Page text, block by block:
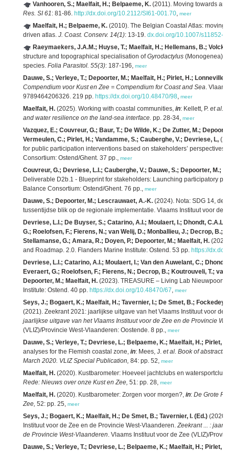
Vanhooren, S.; Maelfait, H.; Belpaeme, K. (2011). Moving towards
Res. SI 61: 81-86. http://dx.doi.org/10.2112/SI61-001.70, meer
Maelfait, H.; Belpaeme, K. (2010). The Belgian Coastal Atlas: moving
driven atlas. J. Coast. Conserv. 14(1): 13-19. dx.doi.org/10.1007/s11852-
Raeymaekers, J.A.M.; Huyse, T.; Maelfait, H.; Hellemans, B.;
structure and topographical specialisation ofGyrodactylus (Monogenea)
species. Folia Parasitol. 55(3): 187-196, meer
Dauwe, S.; Verleye, T.; Depoorter, M.; Maelfait, H.; Pirlet, H.; Lonneville,
Compendium voor Kust en Zee = Compendium for Coast and Sea.
9789464206326. 219 pp. https://dx.doi.org/10.48470/98, meer
Maelfait, H. (2025). Working with coastal communities, in: Kellett, P. et al.
and water resilience on the land-sea interface. pp. 28-34, meer
Vazquez, E.; Couvreur, G.; Baur, T.; De Wilde, K.; De Zutter, M.;
Vermeulen, C.; Pirlet, H.; Vandamme, S.; Cauberghe, V.; Devriese, L,
for public participation interventions based on stakeholders’ perspectives
Consortium: Ostend/Ghent. 37 pp., meer
Couvreur, G.; Devriese, L.I.; Cauberghe, V.; Dauwe, S.; Depoorter, M.;
Deliverable D2b.1 - Blueprint for stakeholders: Launching participatory
Balance Consortium: Ostend/Ghent. 76 pp., meer
Dauwe, S.; Depoorter, M.; Lescrauwaet, A.-K. (2024). Nota: SDG 14, de
tussentijdse blik op de regionale implementatie. Vlaams Instituut voor de
Devriese, L.I.; De Buyser, S.; Catarino, A.I.; Moulaert, I.; Dhondt,
G.; Roelofsen, F.; Fierens, N.; van Welij, D.; Monballieu, J.; Decrop, B.;
Stellamanse, G.; Amara, R.; Doyen, P.; Depoorter, M.; Maelfait, H.
and Roadmap. 2.0. Flanders Marine Institute: Ostend. 53 pp. https://
Devriese, L.I.; Catarino, A.I.; Moulaert, I.; Van den Auwelant, C.;
Everaert, G.; Roelofsen, F.; Fierens, N.; Decrop, B.; Koutrouveli, T.;
Depoorter, M.; Maelfait, H. (2023). TREASURE – Living Lab
Institute: Ostend. 40 pp. https://dx.doi.org/10.48470/67, meer
Seys, J.; Bogaert, K.; Maelfait, H.; Tavernier, I.; De Smet, B.; Fockedey,
(2021). Zeekrant 2021: jaarlijkse uitgave van het Vlaams Instituut voor
jaarlijkse uitgave van het Vlaams Instituut voor de Zee en de Provincie
(VLIZ)/Provincie West-Vlaanderen: Oostende. 8 pp., meer
Dauwe, S.; Verleye, T.; Devriese, L.; Belpaeme, K.; Maelfait, H.; Pirlet,
analyses for the Flemish coastal zone, in: Mees, J. et al. Book of abstracts
March 2020. VLIZ Special Publication, 84: pp. 52, meer
Maelfait, H. (2020). Kustbarometer: Hoeveel jachtclubs en
Rede: Nieuws over onze Kust en Zee, 51: pp. 28, meer
Maelfait, H. (2020). Kustbarometer: Zorgen voor morgen?, in: De Grote
Zee, 52: pp. 25, meer
Seys, J.; Bogaert, K.; Maelfait, H.; De Smet, B.; Tavernier, I. (Ed.)
Instituut voor de Zee en de Provincie West-Vlaanderen.Zeekrant ... :
de Provincie West-Vlaanderen. Vlaams Instituut voor de Zee (VLIZ)/
Dauwe, S.; Verleye, T.; Devriese, L.; Belpaeme, K.; Maelfait, H.; Pirlet,